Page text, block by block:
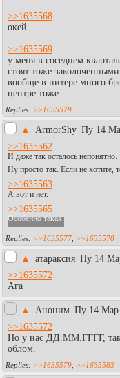
>>1635568
окей.
>>1635569
у меня в соседнем
стоят тоже
вообще в питере много
центре тоже.
>>1635579
▲ АrmоrShy Пy 14
>>1635562
И даже так осталось непонятно.
Ну просто так. Если не хотите,
>>1635563
А вот и нет.
>>1635565
Особенно такая.
>>1635577, >>1635578
▲ атараксия Пy 14
>>1635572
Ага
▲ Аноним Пy 14 Мар
>>1635572
Но у нас ДД.ММ.ГГГГ, так
облом.
>>1635579 >>1635583